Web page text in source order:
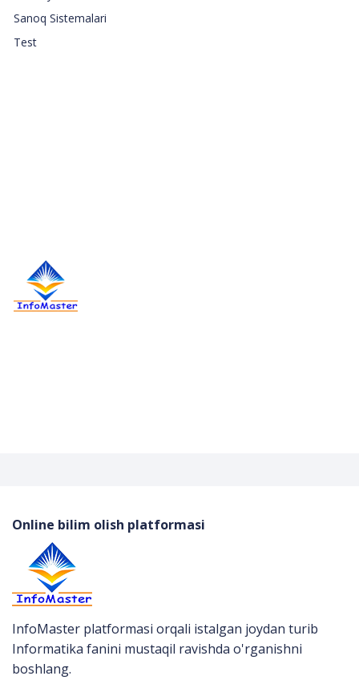
Sanoq Sistemalari
Test
Online bilim olish platformasi
InfoMaster platformasi orqali istalgan joydan turib
Informatika fanini mustaqil ravishda o'rganishni
boshlang.